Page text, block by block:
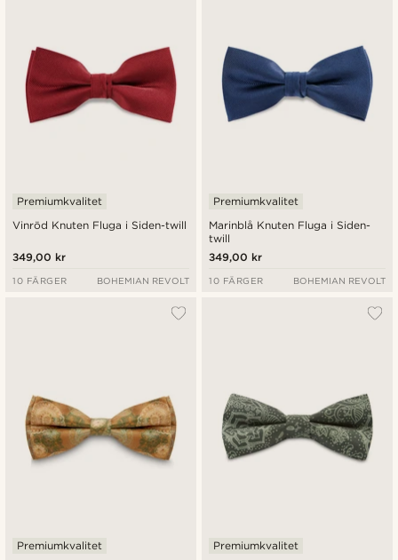
Vinröd Knuten Fluga i Siden-twill
Premiumkvalitet
349,00 kr
10 FÄRGER BOHEMIAN REVOLT
Marinblå Knuten Fluga i Siden-
twill
Premiumkvalitet
349,00 kr
10 FÄRGER BOHEMIAN REVOLT
Premiumkvalitet Premiumkvalitet